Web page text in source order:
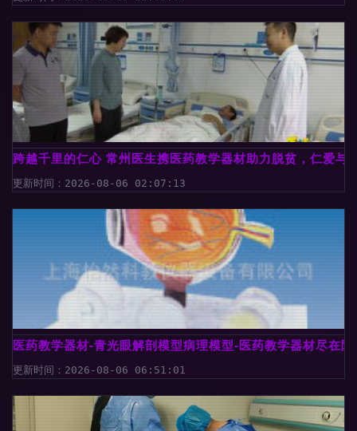
跨越千里的仁心 常州医生携医药教学器材助力脱贫，仁爱与
更新时间：2026-08-06 02:07:13
医药教学器材-青光眼解剖模型病理模型-医药教学器材尽在
更新时间：2026-08-06 06:51:01